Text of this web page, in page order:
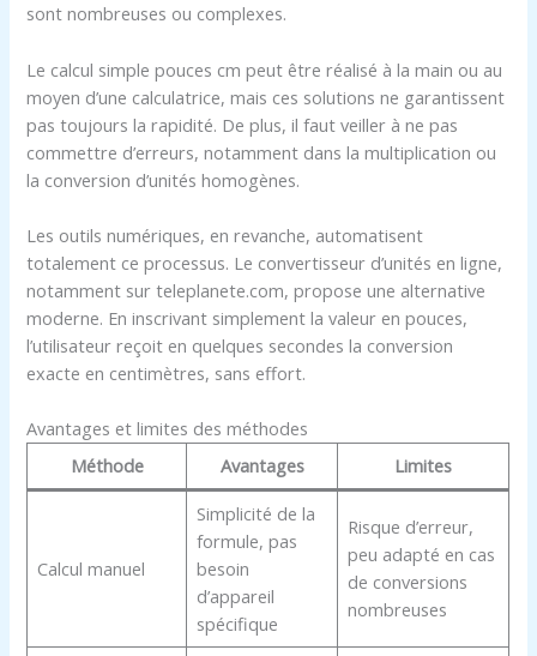
sont nombreuses ou complexes.
Le calcul simple pouces cm peut être réalisé à la main ou au
moyen d’une calculatrice, mais ces solutions ne garantissent
pas toujours la rapidité. De plus, il faut veiller à ne pas
commettre d’erreurs, notamment dans la multiplication ou
la conversion d’unités homogènes.
Les outils numériques, en revanche, automatisent
totalement ce processus. Le convertisseur d’unités en ligne,
notamment sur teleplanete.com, propose une alternative
moderne. En inscrivant simplement la valeur en pouces,
l’utilisateur reçoit en quelques secondes la conversion
exacte en centimètres, sans effort.
Avantages et limites des méthodes
Méthode
Avantages Limites
Calcul manuel
Simplicité de la
formule, pas
besoin
d’appareil
spécifique
Risque d’erreur,
peu adapté en cas
de conversions
nombreuses